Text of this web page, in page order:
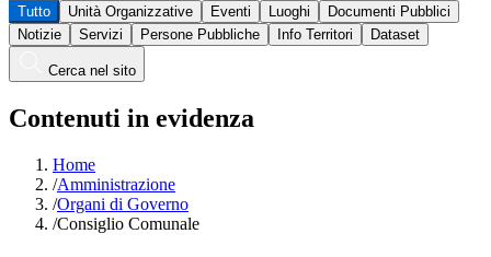
Tutto Unità Organizzative Eventi Luoghi
Documenti Pubblici
Notizie
Servizi Persone Pubbliche Info Territori Dataset
Cerca nel sito
Contenuti in evidenza
Home
/Amministrazione
/Organi di Governo
/Consiglio Comunale